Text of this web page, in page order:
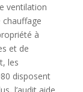
ventilation
à
et de
les
disposent